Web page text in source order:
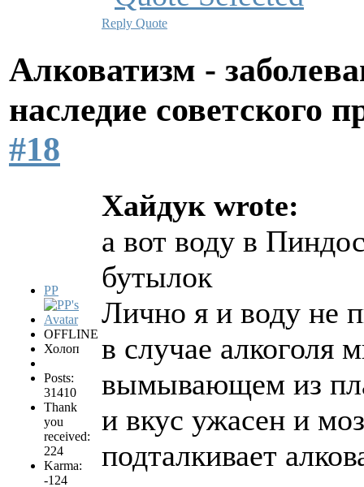
Reply Quote
Алковатизм -
наследие советского
#18
PP
OFFLINE
Холоп
Posts:
31410
Thank
you
received:
224
Karma:
-124
Хайдук wrote:
а вот воду в
бутылок
Лично я и воду не
в случае алкоголя
вымывающем из
и вкус ужасен и
подталкивает